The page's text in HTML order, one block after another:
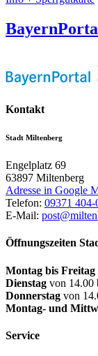
Kontakt
Stadt Miltenberg
Engelplatz 69
63897 Miltenberg
Adresse in Google
Telefon: 09371 404-
E-Mail:
Öffnungszeiten
Montag bis Freitag
Dienstag von 14.00
Donnerstag von
Montag- und
Service